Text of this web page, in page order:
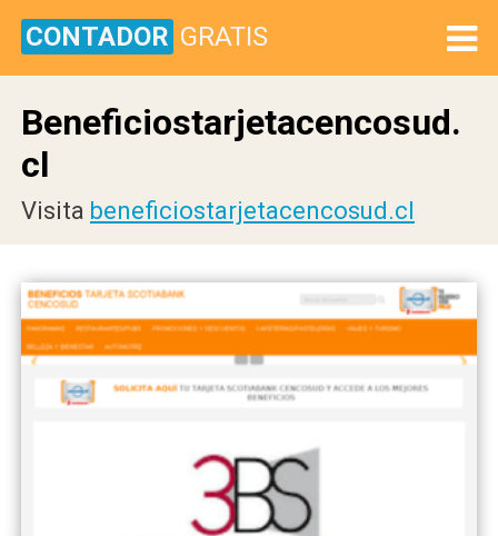
CONTADOR GRATIS
Beneficiostarjetacencosud.
cl
Visita beneficiostarjetacencosud.cl